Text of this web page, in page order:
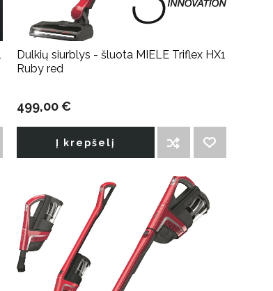
Dulkių siurblys - šluota MIELE Triflex HX1
Ruby red
499,00 €
Į krepšelį